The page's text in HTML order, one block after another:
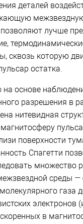
деталей
лучше
сквозь которую
остатка.
на основе
разрешения в
нитевидная
поверхности
Спагетти
множество
среды —
газа
электронов
в